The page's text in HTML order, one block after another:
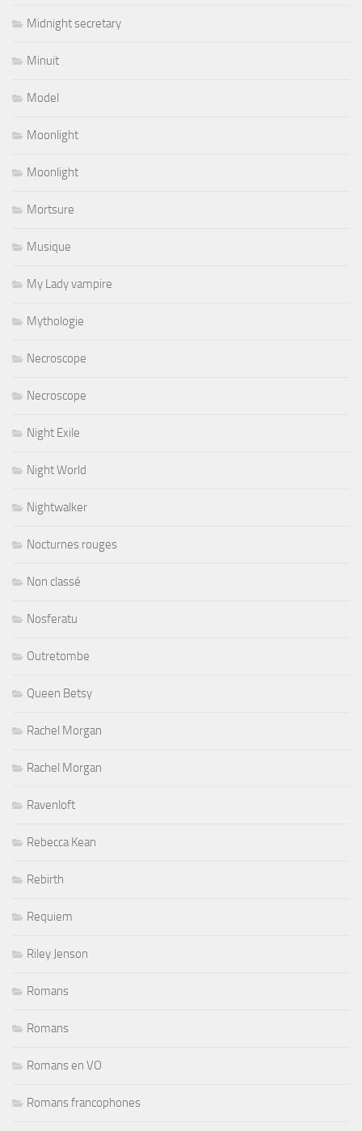
Midnight secretary
Minuit
Model
Moonlight
Moonlight
Mortsure
Musique
My Lady vampire
Mythologie
Necroscope
Necroscope
Night Exile
Night World
Nightwalker
Nocturnes rouges
Non classé
Nosferatu
Outretombe
Queen Betsy
Rachel Morgan
Rachel Morgan
Ravenloft
Rebecca Kean
Rebirth
Requiem
Riley Jenson
Romans
Romans
Romans en VO
Romans francophones